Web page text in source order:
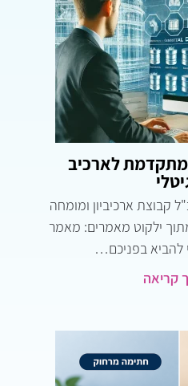
מתקדמת לארכיב
קבוצת ארכיביון ומומחה
ילקוט מאמרים: מאמר
קריאה